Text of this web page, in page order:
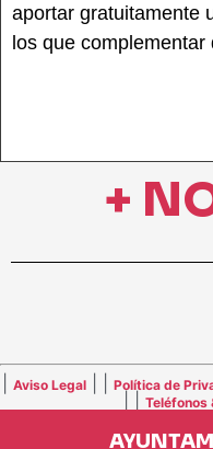
aportar gratuitamente
los que complementar
+
Aviso Legal Política de
Teléfonos